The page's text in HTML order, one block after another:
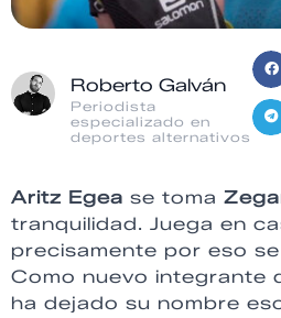
Roberto Galván
Periodista
especializado en
deportes alternativos
Aritz Egea se toma
tranquilidad. Juega en
precisamente por eso
Como nuevo integrante
ha dejado su nombre